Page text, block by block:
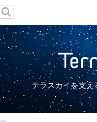
テラスカイを支